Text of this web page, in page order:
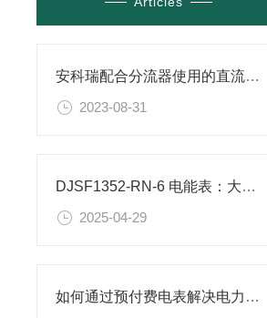
安科瑞配合分流器使用的直流电能表在意大利光伏蓄电池项目的应用
2023-08-31
DJSF1352-RN-6 电能表：大型储能电站的计量专家
2025-04-29
如何通过预付费电表解决电力负担问题？